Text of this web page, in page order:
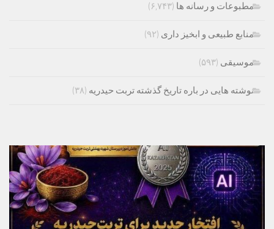
مطبوعات و رسانه ها (۶,۷۴۳)
منابع طبیعی و ابخیز داری (۹۲)
موسیقی (۵۹۳)
نوشته هایی در باره تاریخ گذشته تربت حیدریه (۳۸)